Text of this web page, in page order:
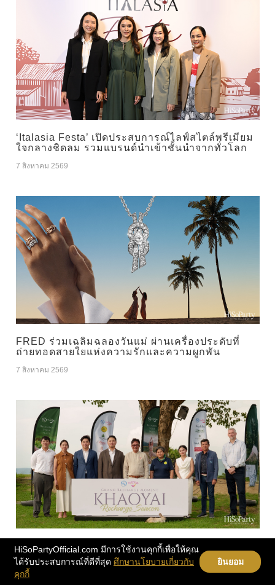
‘Italasia Festa’ เปิดประสบการณ์ไลฟ์สไตล์พรีเมียม
ใจกลางชิดลม รวมแบรนด์นำเข้าชั้นนำจากทั่วโลก
7 สิงหาคม 2569
FRED ร่วมเฉลิมฉลองวันแม่ ผ่านเครื่องประดับที่
ถ่ายทอดสายใยแห่งความรักและความผูกพัน
7 สิงหาคม 2569
‘สเตลล่า โอโซน เขาใหญ่’ ร่วมสนับสนุนแคมเปญ
‘Grand Recharge Moment’ ของ ททท. มุ่งสู่ผู้นำ
Wellness ครบวงจรในภาคตะวันออกเฉียงเหนือ
HiSoPartyOfficial.com มีการใช้งานคุกกี้เพื่อให้คุณ
ได้รับประสบการณ์ที่ดีที่สุด ศึกษานโยบายเกี่ยวกับ
คุกกี้
ยินยอม